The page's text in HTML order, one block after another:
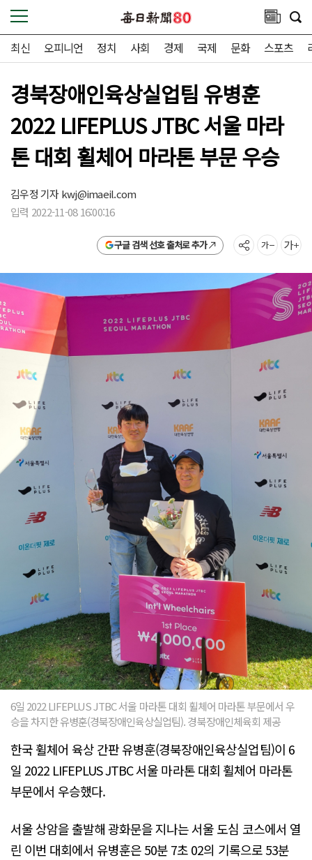
최신 오피니언 정치 사회 경제 국제 문화 스포츠
경북장애인육상실업팀 유병훈
2022 LIFEPLUS JTBC 서울 마라
톤 대회 휠체어 마라톤 부문 우승
김우정 기자kwj@imaeil.com
입력 2022-11-08 16:00:16
구글 검색 선호 출처로 추가
6일 2022 LIFEPLUS JTBC 서울 마라톤 대회 휠체어 마라톤 부문에서 우
승을 차지한 유병훈(경북장애인육상실업팀). 경북장애인체육회 제공
한국 휠체어 육상 간판 유병훈(경북장애인육상실업팀)이 6
일 2022 LIFEPLUS JTBC 서울 마라톤 대회 휠체어 마라톤
부문에서 우승했다.
서울 상암을 출발해 광화문을 지나는 서울 도심 코스에서 열
린 이번 대회에서 유병훈은 50분 7초 02의 기록으로 53분